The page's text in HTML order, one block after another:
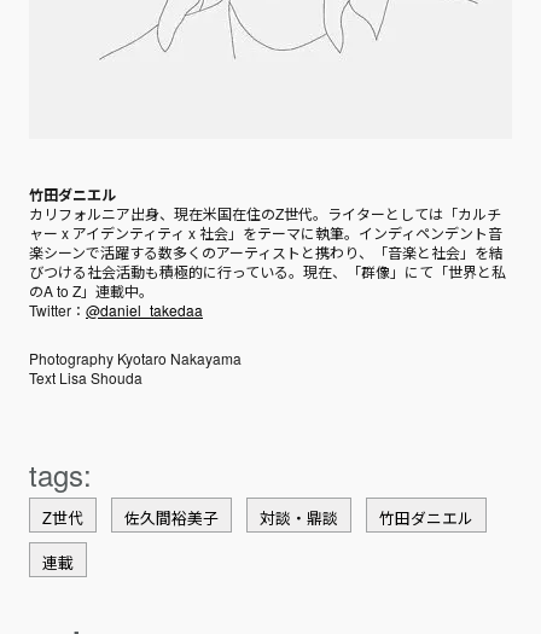
竹田ダニエル
カリフォルニア出身、現在米国在住のZ世代。ライターとしては「カルチ
ャー x アイデンティティ x 社会」をテーマに執筆。インディペンデント音
楽シーンで活躍する数多くのアーティストと携わり、「音楽と社会」を結
びつける社会活動も積極的に行っている。現在、「群像」にて「世界と私
のA to Z」連載中。
Twitter： @daniel_takedaa
Photography Kyotaro Nakayama
Text Lisa Shouda
Z世代 佐久間裕美子 対談・鼎談
竹田ダニエル
連載